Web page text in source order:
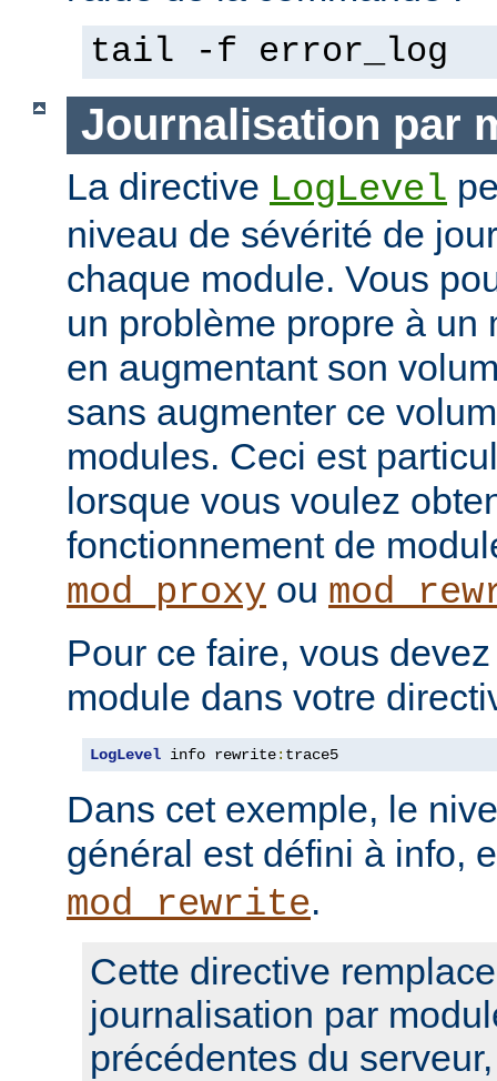
tail -f error_log
Journalisation par
La directive LogLevel
niveau de sévérité de
chaque module. Vous
un problème propre à un
en augmentant son
sans augmenter ce
modules. Ceci est
lorsque vous voulez
fonctionnement de
mod_proxy ou
Pour ce faire, vous
module dans votre
LogLevel info rewrite: trace5
Dans cet exemple, le
général est défini à info,
mod_rewrite.
Cette directive
journalisation par
précédentes du